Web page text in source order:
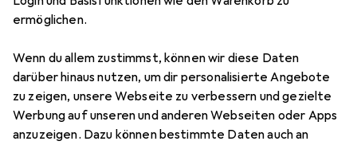
ermöglichen.
Wenn du allem zustimmst, können wir diese Daten
darüber hinaus nutzen, um dir personalisierte Angebote
zu zeigen, unsere Webseite zu verbessern und gezielte
Werbung auf unseren und anderen Webseiten oder Apps
anzuzeigen. Dazu können bestimmte Daten auch an
NoreveLederschutzhülle Wallet
Preis in EUR inkl. MwSt.
Bewertungen